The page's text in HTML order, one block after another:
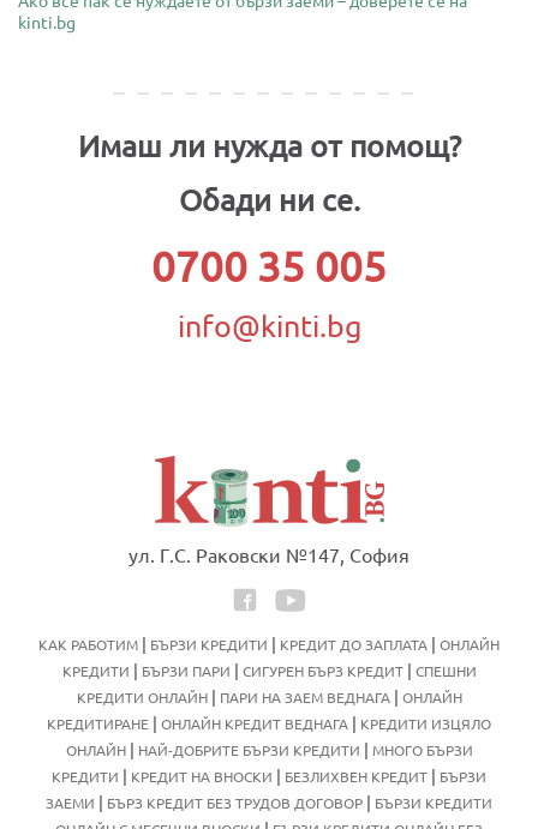
kinti.bg
Имаш ли нужда от помощ?
Обади ни се.
0700 35 005
info@kinti.bg
ул. Г.С. Раковски №147, София
КАК РАБОТИМ | БЪРЗИ КРЕДИТИ | КРЕДИТ ДО ЗАПЛАТА | ОНЛАЙН
КРЕДИТИ | БЪРЗИ ПАРИ | СИГУРЕН БЪРЗ КРЕДИТ| СПЕШНИ
КРЕДИТИ ОНЛАЙН| ПАРИ НА ЗАЕМ ВЕДНАГА| ОНЛАЙН
КРЕДИТИРАНЕ | ОНЛАЙН КРЕДИТ ВЕДНАГА | КРЕДИТИ ИЗЦЯЛО
ОНЛАЙН| НАЙ-ДОБРИТЕ БЪРЗИ КРЕДИТИ | МНОГО БЪРЗИ
КРЕДИТИ | КРЕДИТ НА ВНОСКИ | БЕЗЛИХВЕН КРЕДИТ | БЪРЗИ
ЗАЕМИ | БЪРЗ КРЕДИТ БЕЗ ТРУДОВ ДОГОВОР | БЪРЗИ КРЕДИТИ